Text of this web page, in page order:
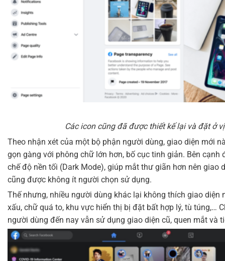
Các icon cũng đã được thiết kế lại và đặt ở
Theo nhận xét của một bộ phận người dùng, giao diện mới
gọn gàng với phông chữ lớn hơn, bố cục tinh giản. Bên cạnh
chế độ nền tối (Dark Mode), giúp mắt thư giãn hơn nên giao
cũng được không ít người chọn sử dụng.
Thế nhưng, nhiều người dùng khác lại không thích giao diện
xấu, chữ quá to, khu vực hiển thị bị đặt bất hợp lý, tù túng,…
người dùng đến nay vẫn sử dụng giao diện cũ, quen mắt và